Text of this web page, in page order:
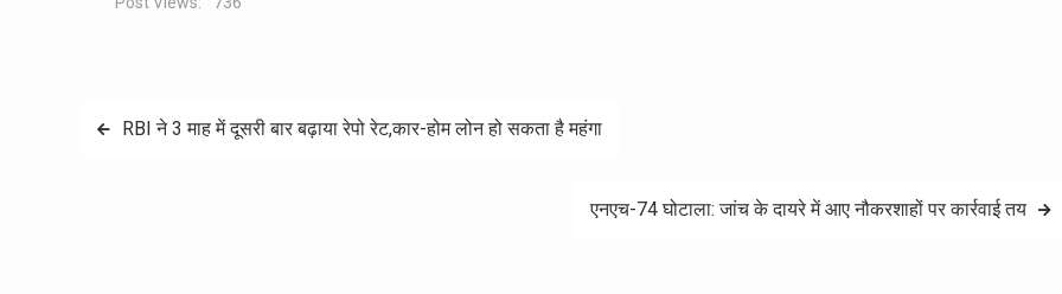
PostRBI ने 3 माह में दूसरी बार बढ़ाया रेपो रेट,कार-होम लोन हो सकता है महंगा
एनएच-74 घोटाला: जांच के दायरे में आए नौकरशाहों पर कार्रवाई तय